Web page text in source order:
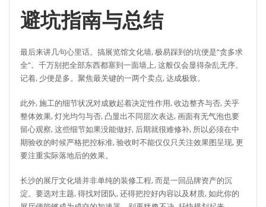
避坑指南与总结
最后来讲几句心里话。搞展览馆文化墙, 极易踩到的坑便是“贪多求
全”。千万别把全部东西都塞到一面墙上, 这般仅会显得杂乱无序。
记着, 少便是多。聚焦最关键的一两个卖点, 达成极致。
此外, 施工的细节状况对成败起着决定性作用, 收边整齐与否, 关乎
整体效果, 灯光均匀与否, 凸显出不同层次表达, 画面有无气泡也要
留心观察, 这些细节如果没能做好, 后期就很难修补, 所以必须在中
期验收的时候严格把控标准, 验收时不能仅仅只关注效果图呈现, 更
要注重实际落地后的效果。
长沙的展厅文化墙并非单纯的装修工程, 而是一回品牌资产的沉
淀。要选对主题, 得找对团队, 还得把控好内容以及材质, 如此你的